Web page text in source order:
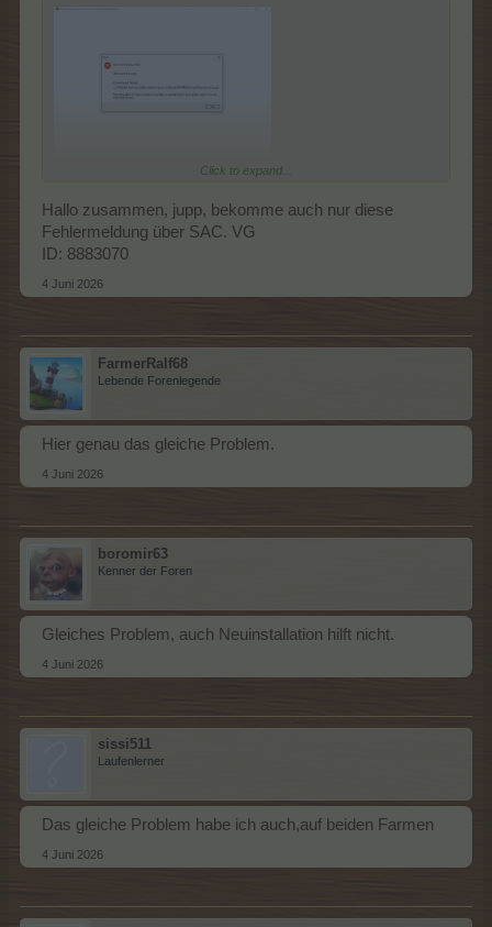
Fehlermeldung wenn ich den Client starte , läd danach auch
nicht mehr.
vor 2h ging noch alles ohne Probleme.
hab den client auch schon neu installiert , hat nicht geholfen.
Click to expand...
Hallo zusammen, jupp, bekomme auch nur diese
Fehlermeldung über SAC. VG
ID: 8883070
4 Juni 2026
FarmerRalf68
Lebende Forenlegende
Hier genau das gleiche Problem.
4 Juni 2026
boromir63
Kenner der Foren
Gleiches Problem, auch Neuinstallation hilft nicht.
4 Juni 2026
sissi511
Laufenlerner
Das gleiche Problem habe ich auch,auf beiden Farmen
4 Juni 2026